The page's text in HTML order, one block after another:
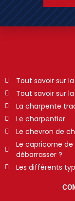
Tout savoir sur
Tout savoir sur
La charpente
Le charpentier
Le chevron de
Le capricorne
débarrasser ?
Les différents